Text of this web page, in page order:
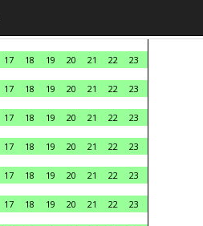
17 18 19 20 21 22
23
17 18 19 20 21 22
23
17 18 19 20 21 22
23
17 18 19 20 21 22
23
17 18 19 20 21 22
23
17 18 19 20 21 22
23